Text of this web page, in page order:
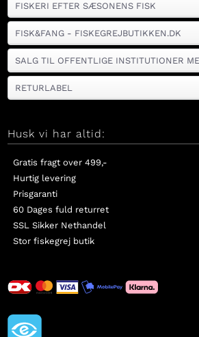
FISKERI EFTER SÆSONENS FISK
FISK&FANG - FISKEGREJBUTIKKEN.DK
SALG TIL OFFENTLIGE INSTITUTIONER
RETURLABEL
Husk vi har altid:
Gratis fragt over 499,-
Hurtig levering
Prisgaranti
60 Dages fuld returret
SSL Sikker Nethandel
Stor fiskegrej butik